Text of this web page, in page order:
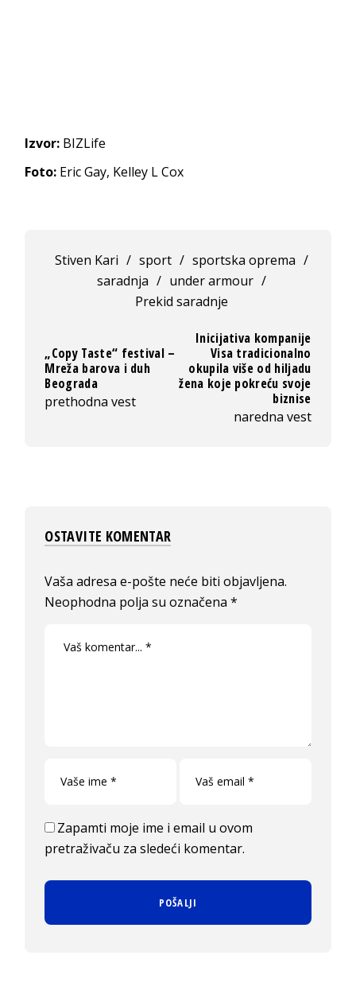
Izvor: BIZLife
Foto: Eric Gay, Kelley L Cox
Stiven Kari / sport / sportska oprema /
saradnja / under armour /
Prekid saradnje
„Copy Taste“ festival –
Mreža barova i duh
Beograda
prethodna vest
Inicijativa kompanije
Visa tradicionalno
okupila više od hiljadu
žena koje pokreću svoje
biznise
naredna vest
OSTAVITE KOMENTAR
Vaša adresa e-pošte neće biti objavljena.
Neophodna polja su označena*
Zapamti moje ime i email u ovom
pretraživaču za sledeći komentar.